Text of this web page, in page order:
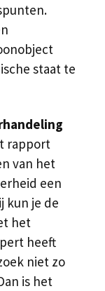
staat te
rapport
van het
een
kun je de
het
heeft
niet zo
is het